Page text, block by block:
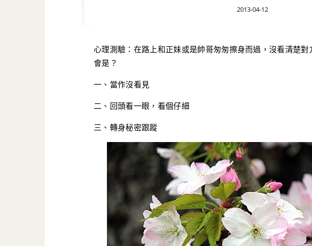
2013-04-12
心理測驗：在路上和正妹或是帥哥匆匆擦身而過，沒看清楚對方，你的直覺反應和後續動作
會是？
一、當作沒看見
二、回頭看一眼，看個仔細
三、轉身秘密跟蹤